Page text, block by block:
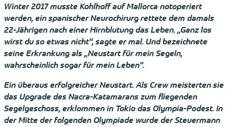
Winter 2017 musste Kohlhoff auf Mallorca notoperiert
werden, ein spanischer Neurochirurg rettete dem damals
22-Jährigen nach einer Hirnblutung das Leben. „Ganz los
wirst du so etwas nicht“, sagte er mal. Und bezeichnete
seine Erkrankung als „Neustart für mein Segeln,
wahrscheinlich sogar für mein Leben“.
Ein überaus erfolgreicher Neustart. Als Crew meisterten sie
das Upgrade des Nacra-Katamarans zum fliegenden
Segelgeschoss, erklommen in Tokio das Olympia-Podest. In
der Mitte der folgenden Olympiade wurde der Steuermann